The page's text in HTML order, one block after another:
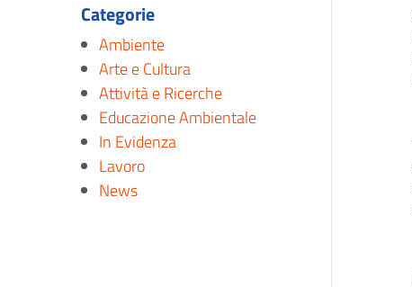
Categorie
Ambiente
Arte e Cultura
Attività e Ricerche
Educazione Ambientale
In Evidenza
Lavoro
News